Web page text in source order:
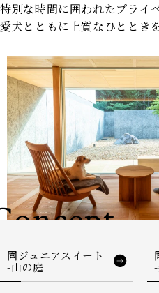
特別な時間に囲われたプライ
愛犬とともに上質なひととき
圍ジュニアスイート
-山の庭